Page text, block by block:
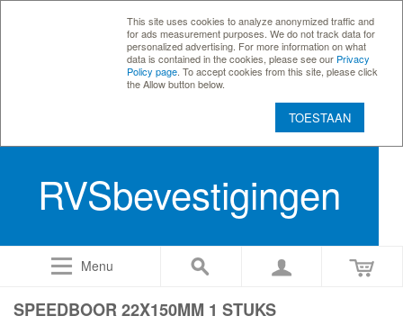
This site uses cookies to analyze anonymized traffic and
for ads measurement purposes. We do not track data for
personalized advertising. For more information on what
data is contained in the cookies, please see our Privacy
Policy page . To accept cookies from this site, please click
the Allow button below.
TOESTAAN
RVSbevestigingen
Menu
SPEEDBOOR 22X150MM 1 STUKS